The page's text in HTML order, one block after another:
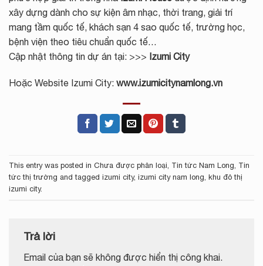
xây dựng dành cho sự kiện âm nhạc, thời trang, giải trí
mang tầm quốc tế, khách sạn 4 sao quốc tế, trường học,
bệnh viện theo tiêu chuẩn quốc tế…
Cập nhật thông tin dự án tại: >>> Izumi City
Hoặc Website Izumi City: www.izumicitynamlong.vn
This entry was posted in Chưa được phân loại Tin tức Nam Long Tin
tức thị trường and tagged izumi city, izumi city nam long khu đô thị
izumi city.
Trả lời
Email của bạn sẽ không được hiển thị công khai.